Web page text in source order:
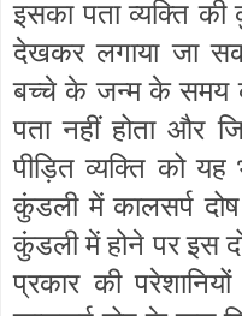
इसका पता व्यक्ति
देखकर लगाया जा
बच्चे के जन्म के समय
पता नहीं होता और
पीड़ित व्यक्ति को
कुंडली में कालसर्प
कुंडली में होने पर इस
प्रकार की